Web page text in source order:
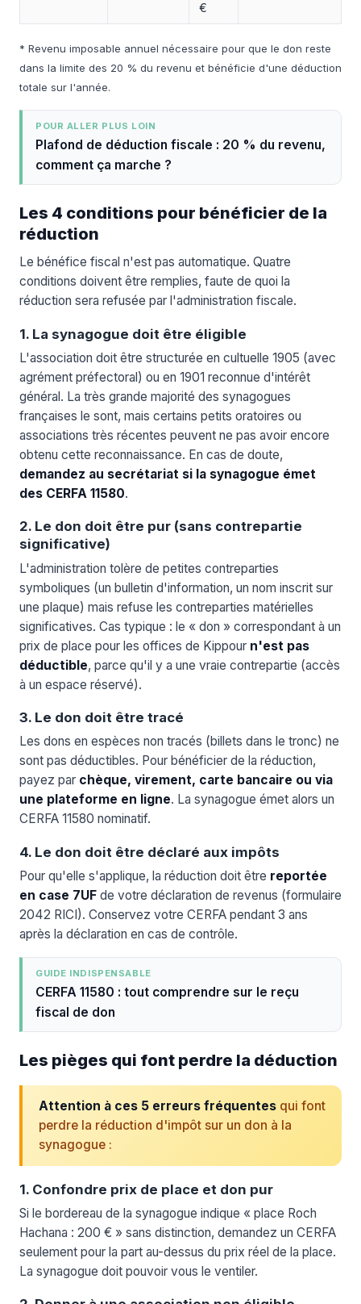
€
* Revenu imposable annuel nécessaire pour que le don reste
dans la limite des 20 % du revenu et bénéficie d'une déduction
totale sur l'année.
POUR ALLER PLUS LOIN
Plafond de déduction fiscale : 20 % du revenu,
comment ça marche ?
Les 4 conditions pour bénéficier de la
réduction
Le bénéfice fiscal n'est pas automatique. Quatre
conditions doivent être remplies, faute de quoi la
réduction sera refusée par l'administration fiscale.
1. La synagogue doit être éligible
L'association doit être structurée en cultuelle 1905 (avec
agrément préfectoral) ou en 1901 reconnue d'intérêt
général. La très grande majorité des synagogues
françaises le sont, mais certains petits oratoires ou
associations très récentes peuvent ne pas avoir encore
obtenu cette reconnaissance. En cas de doute,
demandez au secrétariat si la synagogue émet
des CERFA 11580.
2. Le don doit être pur (sans contrepartie
significative)
L'administration tolère de petites contreparties
symboliques (un bulletin d'information, un nom inscrit sur
une plaque) mais refuse les contreparties matérielles
significatives. Cas typique : le « don » correspondant à un
prix de place pour les offices de Kippour n'est pas
déductible, parce qu'il y a une vraie contrepartie (accès
à un espace réservé).
3. Le don doit être tracé
Les dons en espèces non tracés (billets dans le tronc) ne
sont pas déductibles. Pour bénéficier de la réduction,
payez par chèque, virement, carte bancaire ou via
une plateforme en ligne. La synagogue émet alors un
CERFA 11580 nominatif.
4. Le don doit être déclaré aux impôts
Pour qu'elle s'applique, la réduction doit être reportée
en case 7UF de votre déclaration de revenus (formulaire
2042 RICI). Conservez votre CERFA pendant 3 ans
après la déclaration en cas de contrôle.
GUIDE INDISPENSABLE
CERFA 11580 : tout comprendre sur le reçu
fiscal de don
Les pièges qui font perdre la déduction
Attention à ces 5 erreurs fréquentes qui font
perdre la réduction d'impôt sur un don à la
synagogue :
1. Confondre prix de place et don pur
Si le bordereau de la synagogue indique « place Roch
Hachana : 200 € » sans distinction, demandez un CERFA
seulement pour la part au-dessus du prix réel de la place.
La synagogue doit pouvoir vous le ventiler.